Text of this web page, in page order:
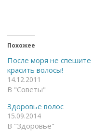
т
ь
а
F
a
c
e
b
k
О
т
с
я
в
r
(
Похожее
После моря не спешите
красить волосы!
14.12.2011
В "Советы"
Здоровье волос
15.09.2014
В "Здоровье"